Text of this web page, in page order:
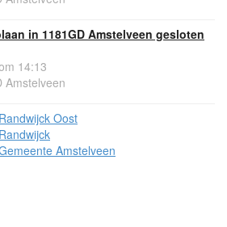
in 1181GD Amstelveen gesloten
14:13
Amstelveen
Oost
Amstelveen